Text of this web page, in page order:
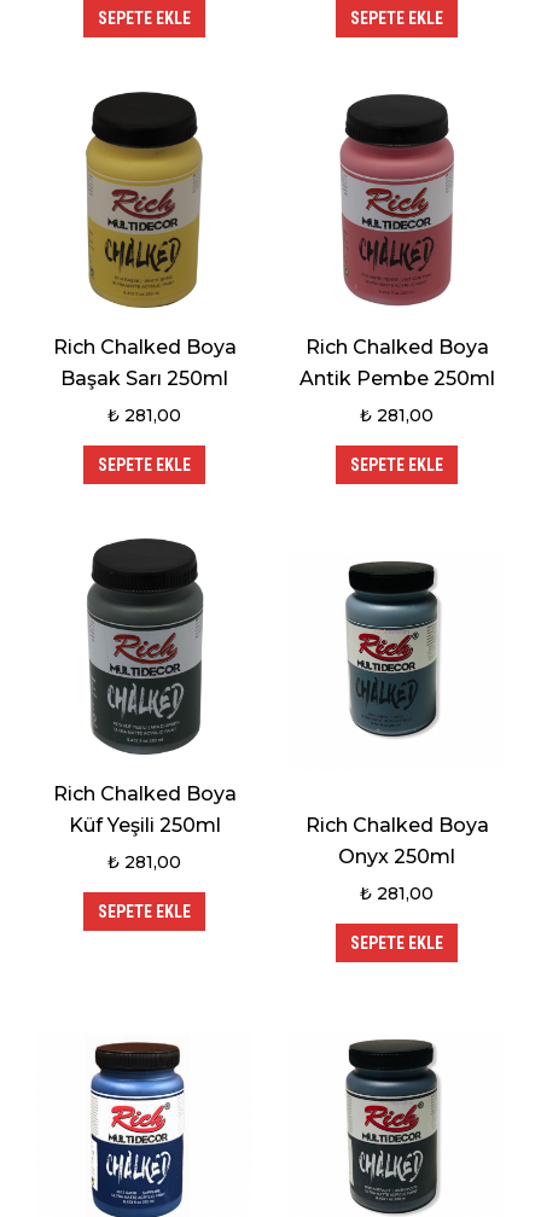
SEPETE EKLE SEPETE EKLE
Rich Chalked Boya
Başak Sarı 250ml
₺ 281,00
SEPETE EKLE
Rich Chalked Boya
Antik Pembe 250ml
₺ 281,00
SEPETE EKLE
Rich Chalked Boya
Küf Yeşili 250ml
₺ 281,00
SEPETE EKLE
Rich Chalked Boya
Onyx 250ml
₺ 281,00
SEPETE EKLE